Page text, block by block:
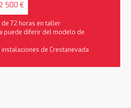
500 €
72 horas en taller
puede diferir del modelo de
de Crestanevada